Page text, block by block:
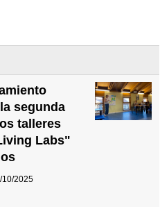
segunda
talleres
Labs"
10/2025